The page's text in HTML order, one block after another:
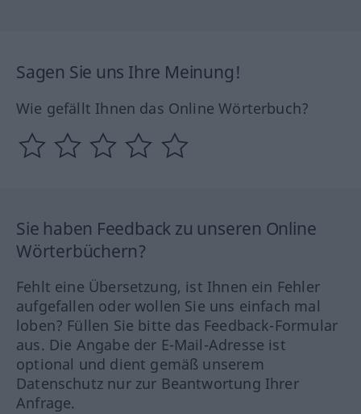
Sagen Sie uns Ihre Meinung!
Wie gefällt Ihnen das Online Wörterbuch?
Sie haben Feedback zu unseren Online
Wörterbüchern?
Fehlt eine Übersetzung, ist Ihnen ein Fehler
aufgefallen oder wollen Sie uns einfach mal
loben? Füllen Sie bitte das Feedback-Formular
aus. Die Angabe der E-Mail-Adresse ist
optional und dient gemäß unserem
Datenschutz nur zur Beantwortung Ihrer
Anfrage.